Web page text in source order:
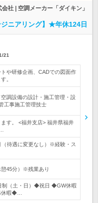
社 | 空調メーカー「ダイキン」
ニアリング】★年休124日
21
や研修企画、CADでの図面作
。
調設備の設計・施工管理・設
工事施工管理技士
す。 <福井支店> 福井県福井
待遇に変更なし）※経験・ス
憩45分）※残業あり
（土・日）◆祝日 ◆GW休暇
休暇◆…